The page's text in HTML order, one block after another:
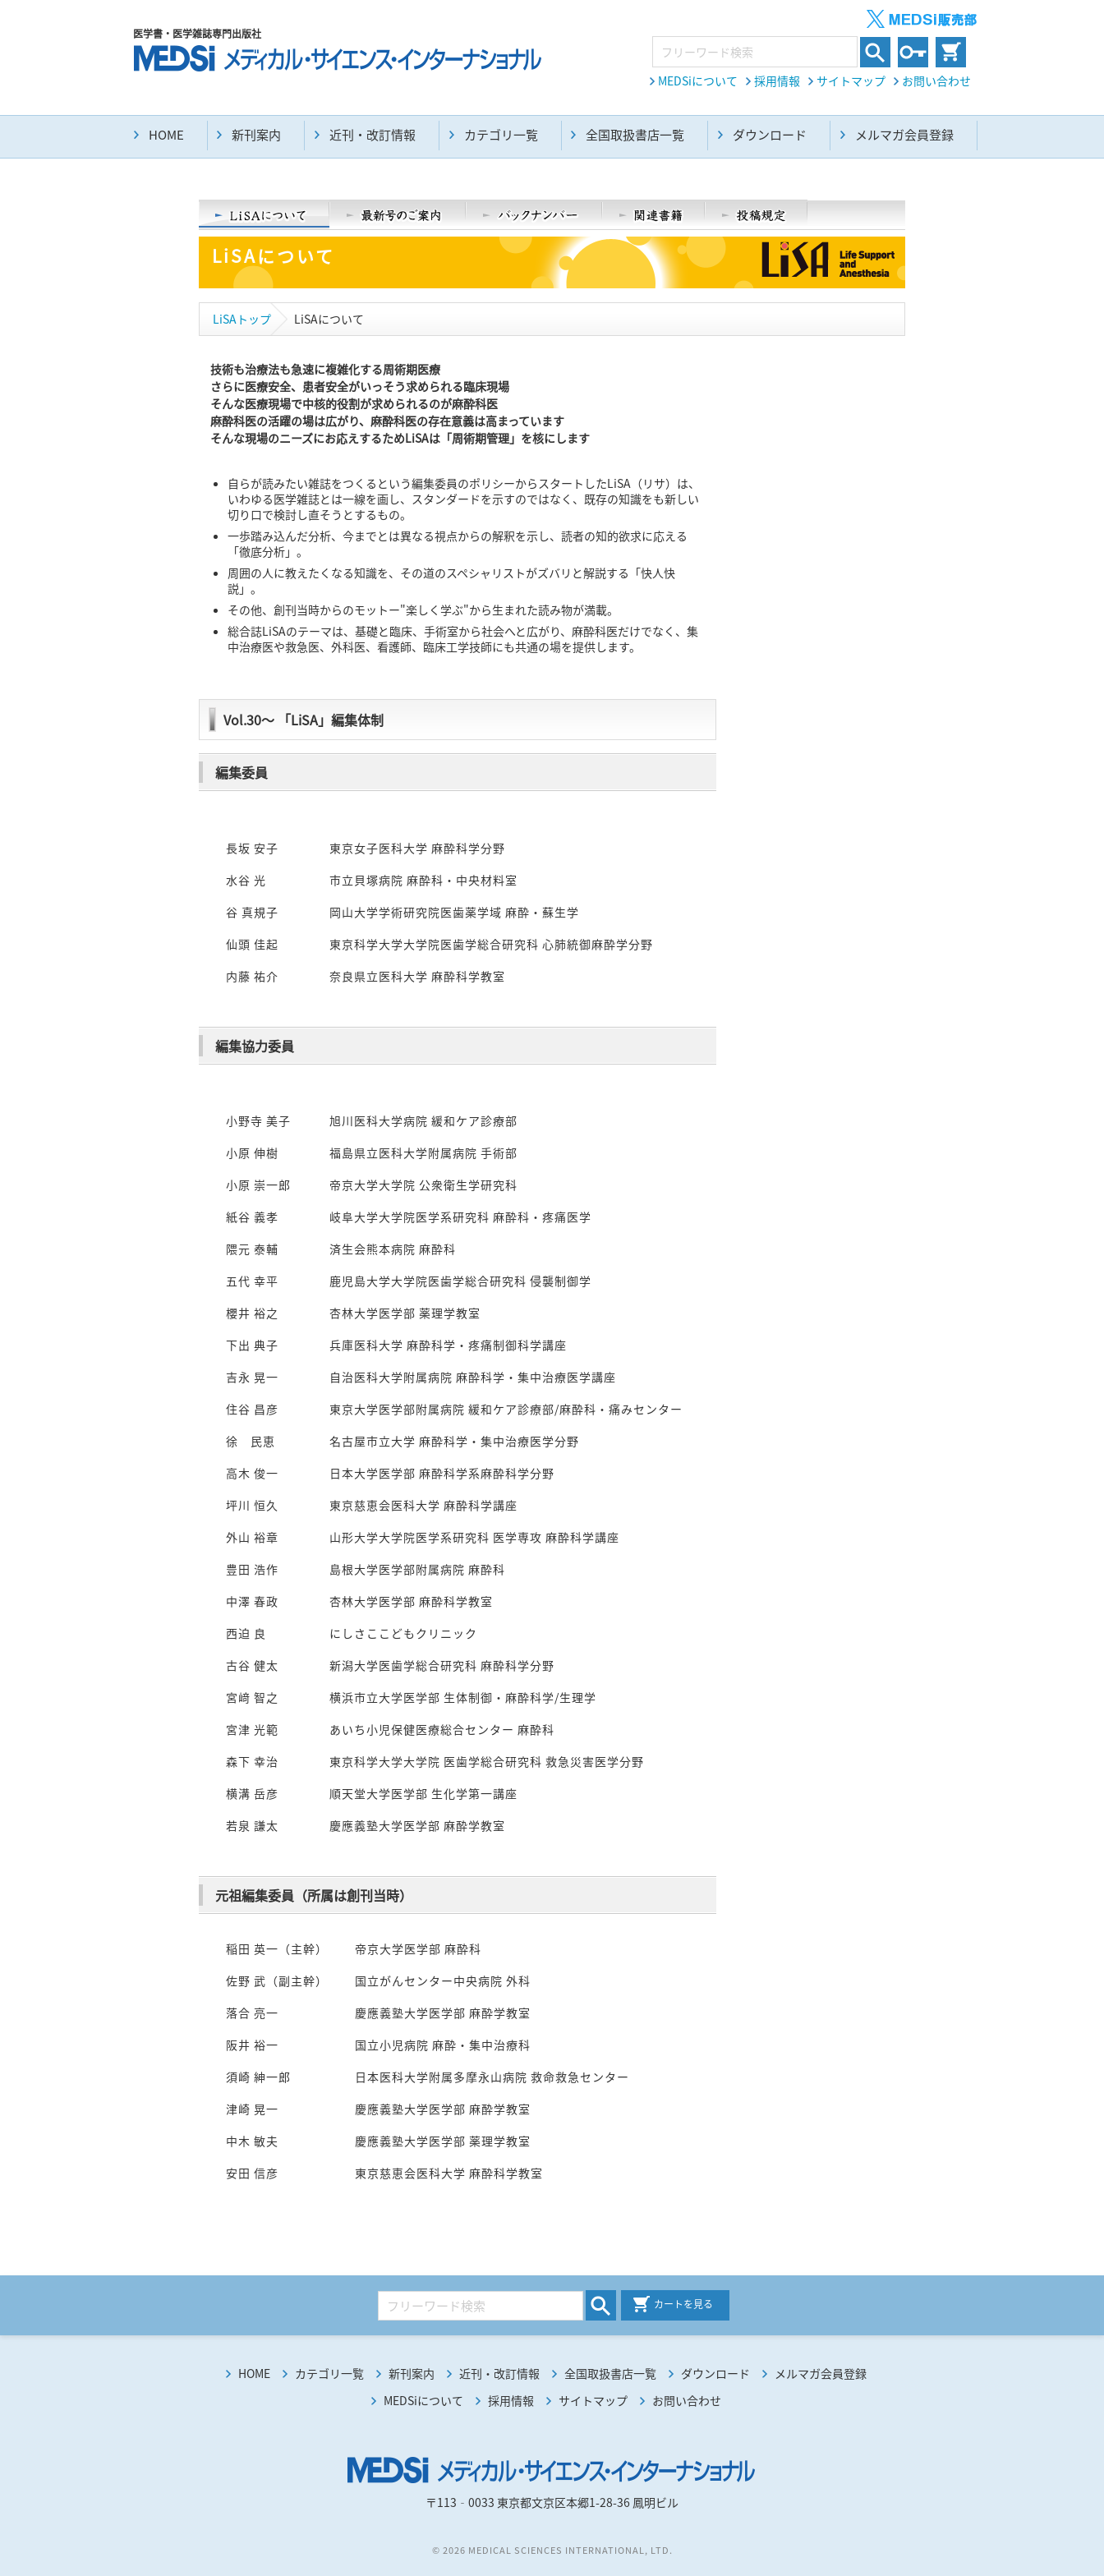
医学書・医学雑誌専門出版社
MEDSiについて 採用情報 サイトマップ お問い合わせ
HOME 新刊案内 近刊・改訂情報 カテゴリ一覧 全国取扱書店一覧 ダウンロード メルマガ会員登録
LiSAについて
LiSAトップ LiSAについて
技術も治療法も急速に複雑化する周術期医療
さらに医療安全、患者安全がいっそう求められる臨床現場
そんな医療現場で中核的役割が求められるのが麻酔科医
麻酔科医の活躍の場は広がり、麻酔科医の存在意義は高まっています
そんな現場のニーズにお応えするためLiSAは「周術期管理」を核にします
自らが読みたい雑誌をつくるという編集委員のポリシーからスタートしたLiSA（リサ）は、
いわゆる医学雑誌とは一線を画し、スタンダードを示すのではなく、既存の知識をも新しい
切り口で検討し直そうとするもの。
一歩踏み込んだ分析、今までとは異なる視点からの解釈を示し、読者の知的欲求に応える
「徹底分析」。
周囲の人に教えたくなる知識を、その道のスペシャリストがズバリと解説する「快人快
説」。
その他、創刊当時からのモットー"楽しく学ぶ"から生まれた読み物が満載。
総合誌LiSAのテーマは、基礎と臨床、手術室から社会へと広がり、麻酔科医だけでなく、集
中治療医や救急医、外科医、看護師、臨床工学技師にも共通の場を提供します。
Vol.30〜 「LiSA」編集体制
編集委員
長坂 安子
東京女子医科大学 麻酔科学分野
水谷 光
市立貝塚病院 麻酔科・中央材料室
谷 真規子
岡山大学学術研究院医歯薬学域 麻酔・蘇生学
仙頭 佳起
東京科学大学大学院医歯学総合研究科 心肺統御麻酔学分野
内藤 祐介
奈良県立医科大学 麻酔科学教室
編集協力委員
小野寺 美子
旭川医科大学病院 緩和ケア診療部
小原 伸樹
福島県立医科大学附属病院 手術部
小原 崇一郎
帝京大学大学院 公衆衛生学研究科
紙谷 義孝
岐阜大学大学院医学系研究科 麻酔科・疼痛医学
隈元 泰輔
済生会熊本病院 麻酔科
五代 幸平
鹿児島大学大学院医歯学総合研究科 侵襲制御学
櫻井 裕之
杏林大学医学部 薬理学教室
下出 典子
兵庫医科大学 麻酔科学・疼痛制御科学講座
吉永 晃一
自治医科大学附属病院 麻酔科学・集中治療医学講座
住谷 昌彦
東京大学医学部附属病院 緩和ケア診療部/麻酔科・痛みセンター
徐 民恵
名古屋市立大学 麻酔科学・集中治療医学分野
高木 俊一
日本大学医学部 麻酔科学系麻酔科学分野
坪川 恒久
東京慈恵会医科大学 麻酔科学講座
外山 裕章
山形大学大学院医学系研究科 医学専攻 麻酔科学講座
豊田 浩作
島根大学医学部附属病院 麻酔科
中澤 春政
杏林大学医学部 麻酔科学教室
西迫 良
にしさここどもクリニック
古谷 健太
新潟大学医歯学総合研究科 麻酔科学分野
宮﨑 智之
横浜市立大学医学部 生体制御・麻酔科学/生理学
宮津 光範
あいち小児保健医療総合センター 麻酔科
森下 幸治
東京科学大学大学院 医歯学総合研究科 救急災害医学分野
横溝 岳彦
順天堂大学医学部 生化学第一講座
若泉 謙太
慶應義塾大学医学部 麻酔学教室
元祖編集委員（所属は創刊当時）
稲田 英一（主幹）
帝京大学医学部 麻酔科
佐野 武（副主幹）
国立がんセンター中央病院 外科
落合 亮一
慶應義塾大学医学部 麻酔学教室
阪井 裕一
国立小児病院 麻酔・集中治療科
須崎 紳一郎
日本医科大学附属多摩永山病院 救命救急センター
津崎 晃一
慶應義塾大学医学部 麻酔学教室
中木 敏夫
慶應義塾大学医学部 薬理学教室
安田 信彦
東京慈恵会医科大学 麻酔科学教室
カートを見る
HOME カテゴリ一覧 新刊案内 近刊・改訂情報 全国取扱書店一覧 ダウンロード
メルマガ会員登録
MEDSiについて
採用情報 サイトマップ お問い合わせ
〒113‐0033 東京都文京区本郷1-28-36 鳳明ビル
© 2026 MEDICAL SCIENCES INTERNATIONAL, LTD.